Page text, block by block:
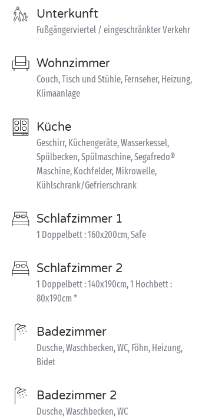
Unterkunft
Fußgängerviertel / eingeschränkter Verkehr
Wohnzimmer
Couch, Tisch und Stühle, Fernseher, Heizung,
Klimaanlage
Küche
Geschirr, Küchengeräte, Wasserkessel,
Spülbecken, Spülmaschine, Segafredo®
Maschine, Kochfelder, Mikrowelle,
Kühlschrank/Gefrierschrank
Schlafzimmer 1
1 Doppelbett : 160x200cm, Safe
Schlafzimmer 2
1 Doppelbett : 140x190cm, 1 Hochbett :
80x190cm *
Badezimmer
Dusche, Waschbecken, WC, Föhn, Heizung,
Bidet
Badezimmer 2
Dusche, Waschbecken, WC